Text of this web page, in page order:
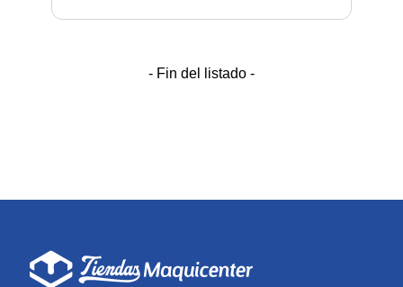
- Fin del listado -